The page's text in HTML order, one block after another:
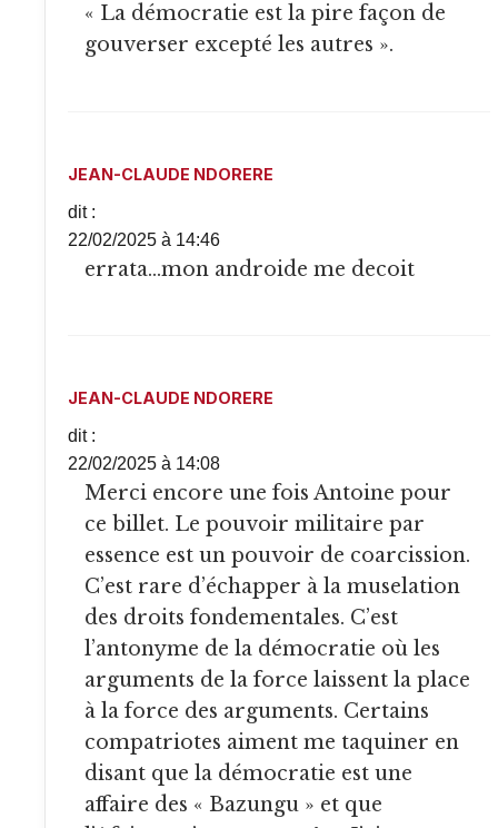
« La démocratie est la pire façon de
gouverser excepté les autres ».
JEAN-CLAUDE NDORERE
dit :
22/02/2025 à 14:46
errata…mon androide me decoit
JEAN-CLAUDE NDORERE
dit :
22/02/2025 à 14:08
Merci encore une fois Antoine pour
ce billet. Le pouvoir militaire par
essence est un pouvoir de coarcission.
C’est rare d’échapper à la muselation
des droits fondementales. C’est
l’antonyme de la démocratie où les
arguments de la force laissent la place
à la force des arguments. Certains
compatriotes aiment me taquiner en
disant que la démocratie est une
affaire des « Bazungu » et que